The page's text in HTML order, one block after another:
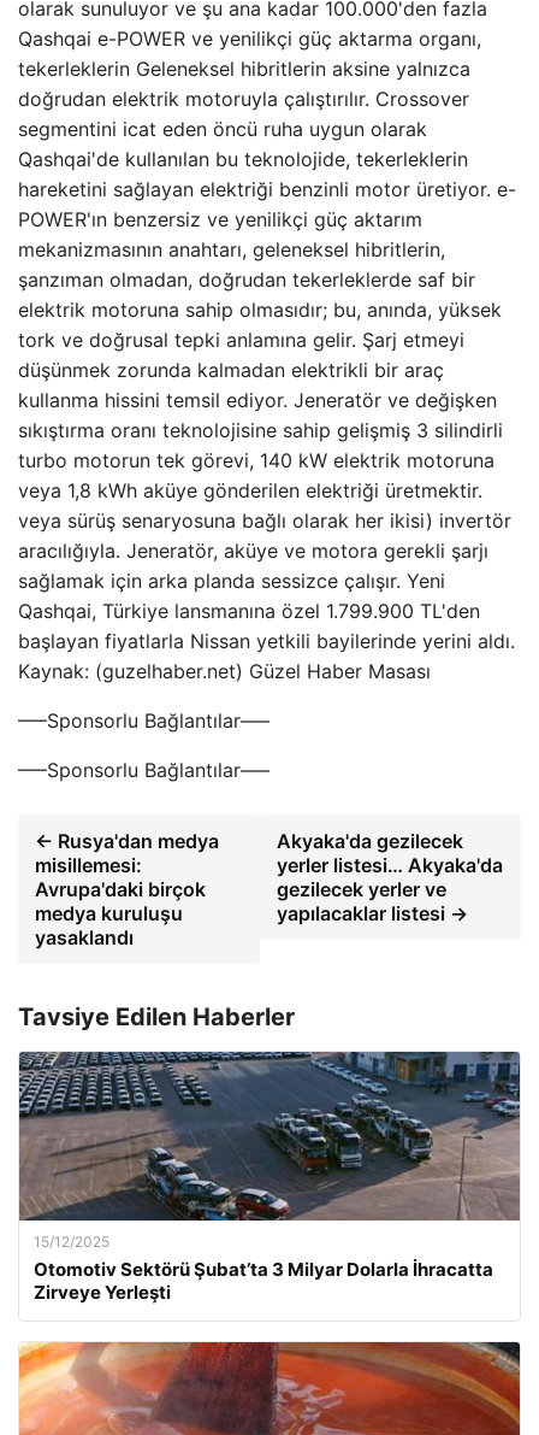
olarak sunuluyor ve şu ana kadar 100.000'den fazla
Qashqai e-POWER ve yenilikçi güç aktarma organı,
tekerleklerin Geleneksel hibritlerin aksine yalnızca
doğrudan elektrik motoruyla çalıştırılır. Crossover
segmentini icat eden öncü ruha uygun olarak
Qashqai'de kullanılan bu teknolojide, tekerleklerin
hareketini sağlayan elektriği benzinli motor üretiyor. e-
POWER'ın benzersiz ve yenilikçi güç aktarım
mekanizmasının anahtarı, geleneksel hibritlerin,
şanzıman olmadan, doğrudan tekerleklerde saf bir
elektrik motoruna sahip olmasıdır; bu, anında, yüksek
tork ve doğrusal tepki anlamına gelir. Şarj etmeyi
düşünmek zorunda kalmadan elektrikli bir araç
kullanma hissini temsil ediyor. Jeneratör ve değişken
sıkıştırma oranı teknolojisine sahip gelişmiş 3 silindirli
turbo motorun tek görevi, 140 kW elektrik motoruna
veya 1,8 kWh aküye gönderilen elektriği üretmektir.
veya sürüş senaryosuna bağlı olarak her ikisi) invertör
aracılığıyla. Jeneratör, aküye ve motora gerekli şarjı
sağlamak için arka planda sessizce çalışır. Yeni
Qashqai, Türkiye lansmanına özel 1.799.900 TL'den
başlayan fiyatlarla Nissan yetkili bayilerinde yerini aldı.
Kaynak: (guzelhaber.net) Güzel Haber Masası
—–Sponsorlu Bağlantılar—–
—–Sponsorlu Bağlantılar—–
← Rusya'dan medya
misillemesi:
Avrupa'daki birçok
medya kuruluşu
yasaklandı
Akyaka'da gezilecek
yerler listesi… Akyaka'da
gezilecek yerler ve
yapılacaklar listesi →
Tavsiye Edilen Haberler
15/12/2025
Otomotiv Sektörü Şubat’ta 3 Milyar Dolarla İhracatta
Zirveye Yerleşti